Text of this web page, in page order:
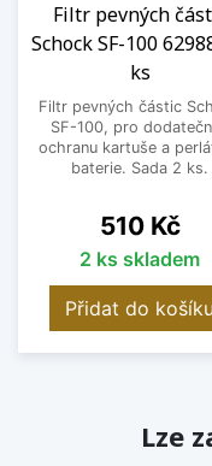
Filtr pevných
Schock SF-100
ks
Filtr pevných částic
SF-100, pro
ochranu kartuše a
baterie. Sada 2 ks.
Cena
510 Kč
2 ks skladem
Přidat do košíku
Lze